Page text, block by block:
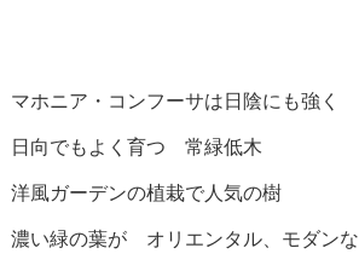
マホニア・コンフーサは日陰にも強く
日向でもよく育つ 常緑低木
洋風ガーデンの植栽で人気の樹
濃い緑の葉が オリエンタル、モダン